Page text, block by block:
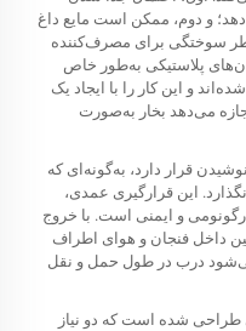
و دوم، ممکن است مایع داغ
سوختگی برای مصرف‌کننده
پلاستیکی به‌طور خاص
و این کار را با ایجاد یک
می‌دهد بخار به‌صورت
قرار دارد، به‌گونه‌ای که
این قرارگیری عمدی،
و ایمنی است. با خروج
داخل فنجان و هوای اطراف
درب در طول حمل و نقل
طراحی شده است که دو نیاز